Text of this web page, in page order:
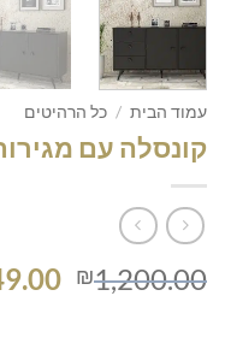
עמוד הבית / כל הרהיטים
קונסלה עם
₪1,200.00